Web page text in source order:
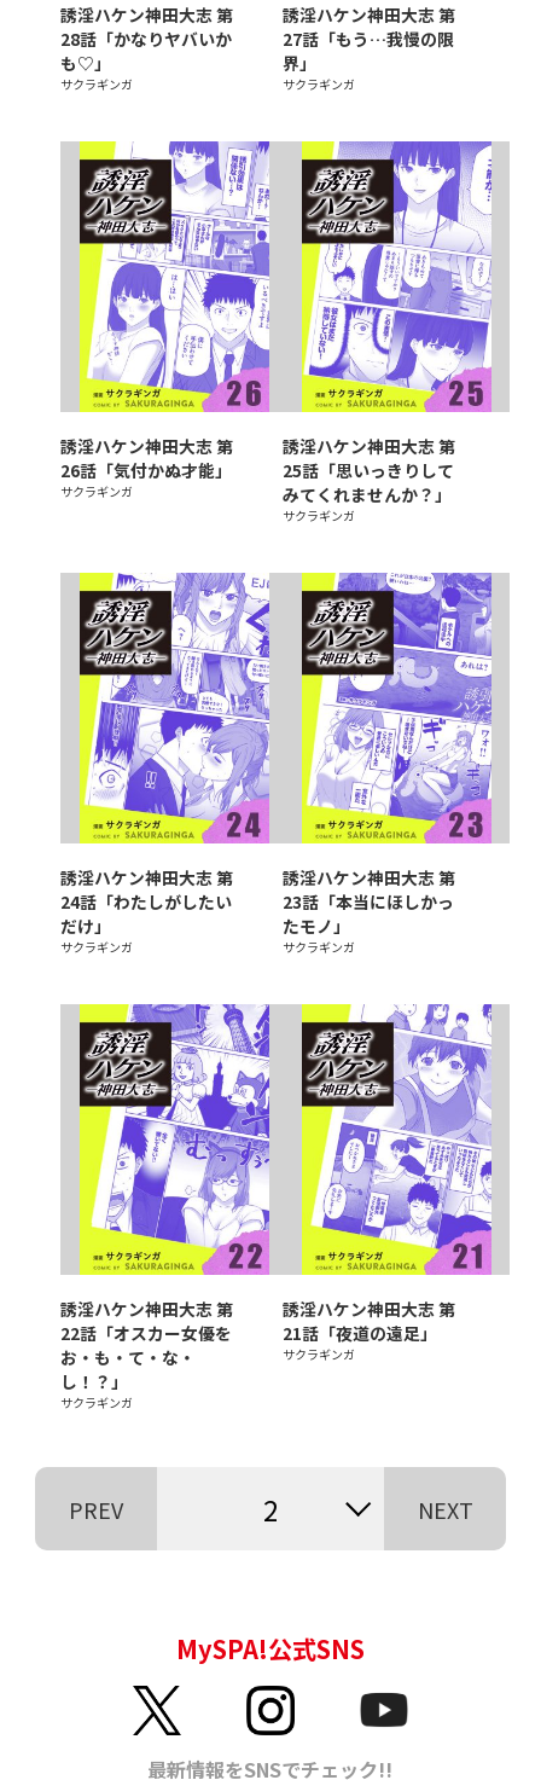
誘淫ハケン神田大志 第
28話「かなりヤバいか
も♡」
サクラギンガ
誘淫ハケン神田大志 第
27話「もう…我慢の限
界」
サクラギンガ
誘淫ハケン神田大志 第
26話「気付かぬ才能」
サクラギンガ
誘淫ハケン神田大志 第
25話「思いっきりして
みてくれませんか？」
サクラギンガ
誘淫ハケン神田大志 第
24話「わたしがしたい
だけ」
サクラギンガ
誘淫ハケン神田大志 第
23話「本当にほしかっ
たモノ」
サクラギンガ
誘淫ハケン神田大志 第
22話「オスカー女優を
お・も・て・な・
し！？」
サクラギンガ
誘淫ハケン神田大志 第
21話「夜道の遠足」
サクラギンガ
PREV 2 NEXT